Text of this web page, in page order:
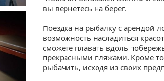
вы вернетесь на берег.
Поездка на рыбалку с арендой
возможность насладиться
сможете плавать вдоль
прекрасными пляжами. Кроме
рыбачить, исходя из своих